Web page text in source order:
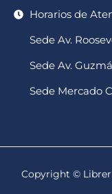
Horarios de
Sede Av.
Sede Av.
Sede Mercado
Copyright ©